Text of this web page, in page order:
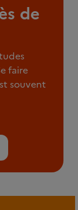
de
faire
souvent